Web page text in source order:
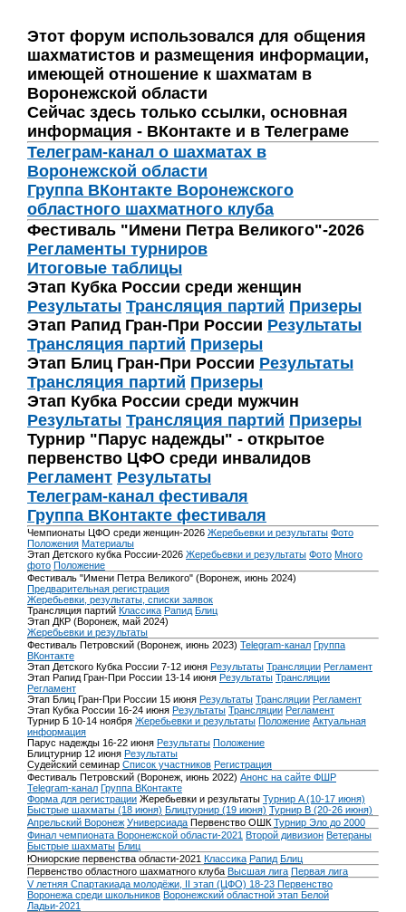
Этот форум использовался для общения
шахматистов и размещения информации,
имеющей отношение к шахматам в
Воронежской области
Сейчас здесь только ссылки, основная
информация - ВКонтакте и в Телеграме
Телеграм-канал о шахматах в
Воронежской области
Группа ВКонтакте Воронежского
областного шахматного клуба
Фестиваль "Имени Петра Великого"-2026
Регламенты турниров
Итоговые таблицы
Этап Кубка России среди женщин
Результаты Трансляция партий Призеры
Этап Рапид Гран-При России Результаты
Трансляция партий Призеры
Этап Блиц Гран-При России Результаты
Трансляция партий Призеры
Этап Кубка России среди мужчин
Результаты Трансляция партий Призеры
Турнир "Парус надежды" - открытое
первенство ЦФО среди инвалидов
Регламент Результаты
Телеграм-канал фестиваля
Группа ВКонтакте фестиваля
Чемпионаты ЦФО среди женщин-2026 Жеребьевки и результаты Фото
Положения Материалы
Этап Детского кубка России-2026 Жеребьевки и результаты Фото Много
фото Положение
Фестиваль "Имени Петра Великого" (Воронеж, июнь 2024)
Предварительная регистрация
Жеребьевки, результаты, списки заявок
Трансляция партий Классика Рапид Блиц
Этап ДКР (Воронеж, май 2024)
Жеребьевки и результаты
Фестиваль Петровский (Воронеж, июнь 2023) Telegram-канал Группа
ВКонтакте
Этап Детского Кубка России 7-12 июня Результаты Трансляции Регламент
Этап Рапид Гран-При России 13-14 июня Результаты Трансляции
Регламент
Этап Блиц Гран-При России 15 июня Результаты Трансляции Регламент
Этап Кубка России 16-24 июня Результаты Трансляции Регламент
Турнир Б 10-14 ноября Жеребьевки и результаты Положение Актуальная
информация
Парус надежды 16-22 июня Результаты Положение
Блицтурнир 12 июня Результаты
Судейский семинар Список участников Регистрация
Фестиваль Петровский (Воронеж, июнь 2022) Анонс на сайте ФШР
Telegram-канал Группа ВКонтакте
Форма для регистрации Жеребьевки и результаты Турнир A (10-17 июня)
Быстрые шахматы (18 июня) Блицтурнир (19 июня) Турнир B (20-26 июня)
Апрельский Воронеж Универсиада Первенство ОШК Турнир Эло до 2000
Финал чемпионата Воронежской области-2021 Второй дивизион Ветераны
Быстрые шахматы Блиц
Юниорские первенства области-2021 Классика Рапид Блиц
Первенство областного шахматного клуба Высшая лига Первая лига
V летняя Спартакиада молодёжи, II этап (ЦФО) 18-23 Первенство
Воронежа среди школьников Воронежский областной этап Белой
Ладьи-2021